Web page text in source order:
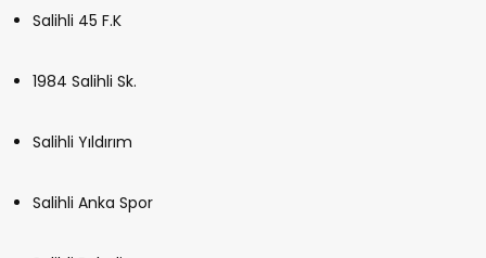
Salihli 45 F.K
1984 Salihli Sk.
Salihli Yıldırım
Salihli Anka Spor